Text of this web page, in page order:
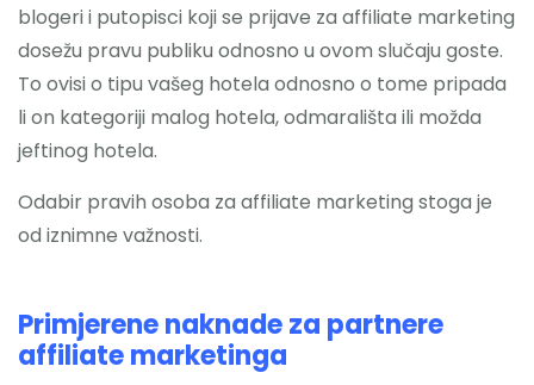
blogeri i putopisci koji se prijave za affiliate marketing
dosežu pravu publiku odnosno u ovom slučaju goste.
To ovisi o tipu vašeg hotela odnosno o tome pripada
li on kategoriji malog hotela, odmarališta ili možda
jeftinog hotela.
Odabir pravih osoba za affiliate marketing stoga je
od iznimne važnosti.
Primjerene naknade za partnere
affiliate marketinga